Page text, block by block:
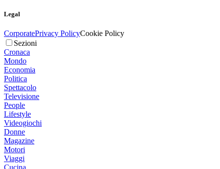
Legal
CorporatePrivacy PolicyCookie Policy
Sezioni
Cronaca
Mondo
Economia
Politica
Spettacolo
Televisione
People
Lifestyle
Videogiochi
Donne
Magazine
Motori
Viaggi